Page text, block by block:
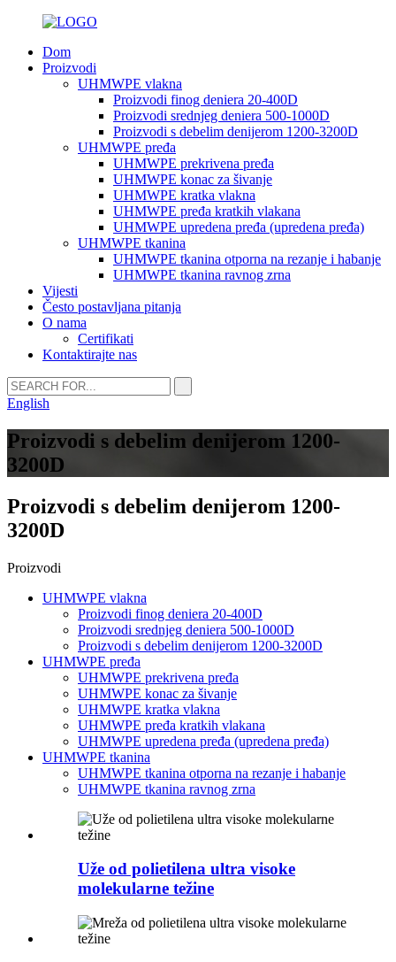
Dom
Proizvodi
UHMWPE vlakna
Proizvodi finog deniera 20-400D
Proizvodi srednjeg deniera 500-1000D
Proizvodi s debelim denijerom 1200-3200D
UHMWPE pređa
UHMWPE prekrivena pređa
UHMWPE konac za šivanje
UHMWPE kratka vlakna
UHMWPE pređa kratkih vlakana
UHMWPE upredena pređa (upredena pređa)
UHMWPE tkanina
UHMWPE tkanina otporna na rezanje i habanje
UHMWPE tkanina ravnog zrna
Vijesti
Često postavljana pitanja
O nama
Certifikati
Kontaktirajte nas
English
Proizvodi s debelim denijerom 1200-
3200D
Proizvodi s debelim denijerom 1200-
3200D
Proizvodi
UHMWPE vlakna
Proizvodi finog deniera 20-400D
Proizvodi srednjeg deniera 500-1000D
Proizvodi s debelim denijerom 1200-3200D
UHMWPE pređa
UHMWPE prekrivena pređa
UHMWPE konac za šivanje
UHMWPE kratka vlakna
UHMWPE pređa kratkih vlakana
UHMWPE upredena pređa (upredena pređa)
UHMWPE tkanina
UHMWPE tkanina otporna na rezanje i habanje
UHMWPE tkanina ravnog zrna
Uže od polietilena ultra visoke
molekularne težine